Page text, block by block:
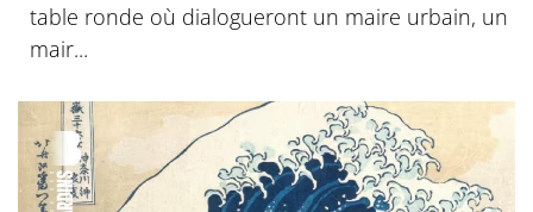
table ronde où dialogueront un maire urbain, un
mair...